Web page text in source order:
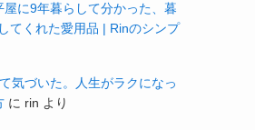
屋に9年暮らして分かった、暮
てくれた愛用品 | Rinのシンプ
気づいた。人生がラクになっ
に rin より